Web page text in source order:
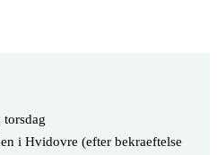
i Hvidovre (efter bekraeftelse